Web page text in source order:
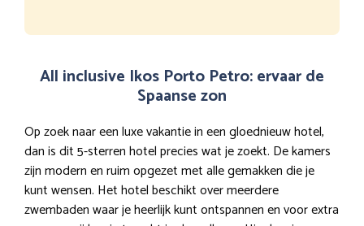
All inclusive Ikos Porto Petro: ervaar de
Spaanse zon
Op zoek naar een luxe vakantie in een gloednieuw hotel,
dan is dit 5-sterren hotel precies wat je zoekt. De kamers
zijn modern en ruim opgezet met alle gemakken die je
kunt wensen. Het hotel beschikt over meerdere
zwembaden waar je heerlijk kunt ontspannen en voor extra